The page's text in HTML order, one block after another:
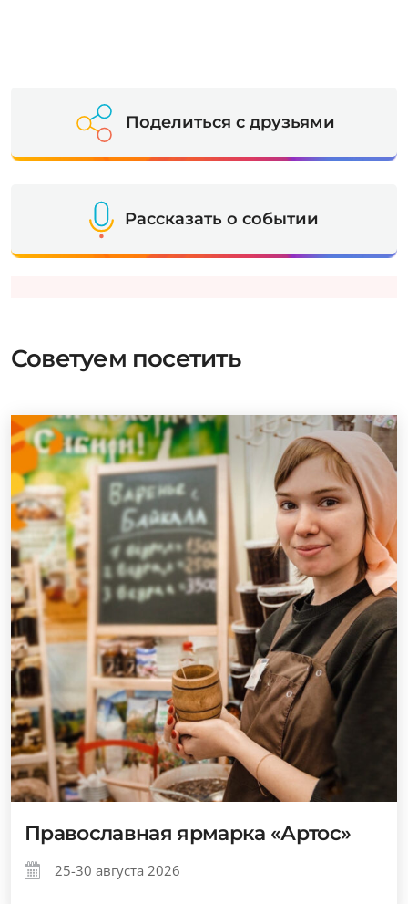
Поделиться с друзьями
Рассказать о событии
Советуем посетить
Православная ярмарка «Артос»
25-30 августа 2026